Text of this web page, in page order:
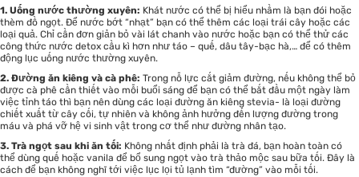
1. Uống nước thường xuyên: Khát nước có thể bị hiểu nhầm là bạn đói hoặc
thèm đồ ngọt. Để nước bớt “nhạt” bạn có thể thêm các loại trái cây hoặc các
loại quả. Chỉ cần đơn giản bỏ vài lát chanh vào nước hoặc bạn có thể thử các
công thức nước detox cầu kì hơn như táo – quế, dâu tây-bạc hà,… để có thêm
động lục uống nước thường xuyên.
2. Đường ăn kiêng và cà phê: Trong nỗ lực cắt giảm đường, nếu không thể bỏ
được cà phê cần thiết vào mỗi buổi sáng để bạn có thể bắt đầu một ngày làm
việc tỉnh táo thì bạn nên dùng các loại đường ăn kiêng stevia- là loại đường
chiết xuất từ cây cối, tự nhiên và không ảnh hưởng đến lượng đường trong
máu và phá vỡ hệ vi sinh vật trong cơ thể như đường nhân tạo.
3. Trà ngọt sau khi ăn tối: Không nhất định phải là trà đá, bạn hoàn toàn có
thể dùng quế hoặc vanila để bổ sung ngọt vào trà thảo mộc sau bữa tối. Đây là
cách để bạn không nghĩ tới việc lục lọi tủ lạnh tìm “đường” vào mỗi tối.